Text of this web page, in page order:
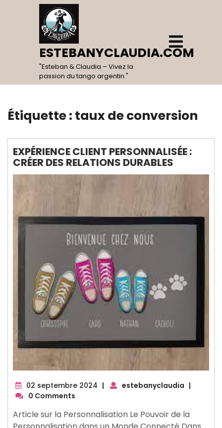
ESTEBANYCLAUDIA.COM
"Esteban & Claudia – Vivez la
passion du tango argentin."
Open
Menu
Étiquette : taux de conversion
EXPÉRIENCE CLIENT PERSONNALISÉE :
CRÉER DES RELATIONS DURABLES
02 septembre 2024 02
| estebanyclaudia |
0 Comments
Article sur la Personnalisation Le Pouvoir de la